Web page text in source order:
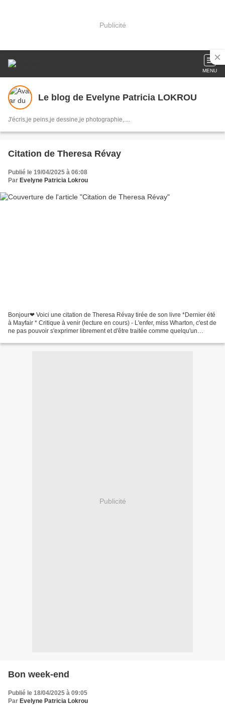
Publicité
MENU
Le blog de Evelyne Patricia LOKROU
J'écris,je peins,je dessine,je photographie,....
Citation de Theresa Révay
Publié le 19/04/2025 à 06:08
Par Evelyne Patricia Lokrou
Bonjour❤ Voici une citation de Theresa Révay tirée de son livre *Dernier été
à Mayfair * Critique à venir (lecture en cours) - L'enfer, miss Wharton, c'est de
ne pas pouvoir s'exprimer librement et d'être traitée comme quelqu'un
Publicité
Bon week-end
Publié le 18/04/2025 à 09:05
Par Evelyne Patricia Lokrou